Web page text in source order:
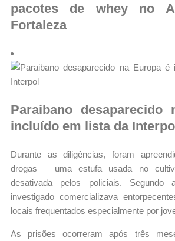
pacotes de whey no
Fortaleza
Paraibano desaparecido
incluído em lista da
Durante as diligências, foram
drogas – uma estufa usada no
desativada pelos policiais.
investigado comercializava
locais frequentados especialmente por
As prisões ocorreram após três